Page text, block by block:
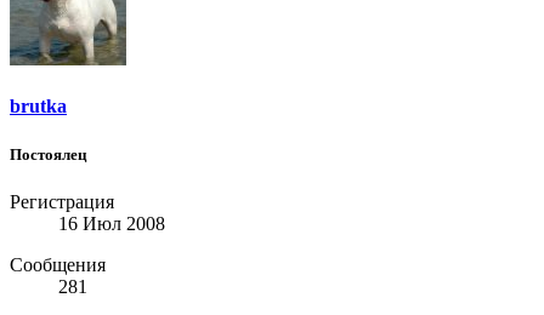
brutka
Постоялец
Регистрация
16 Июл 2008
Сообщения
281